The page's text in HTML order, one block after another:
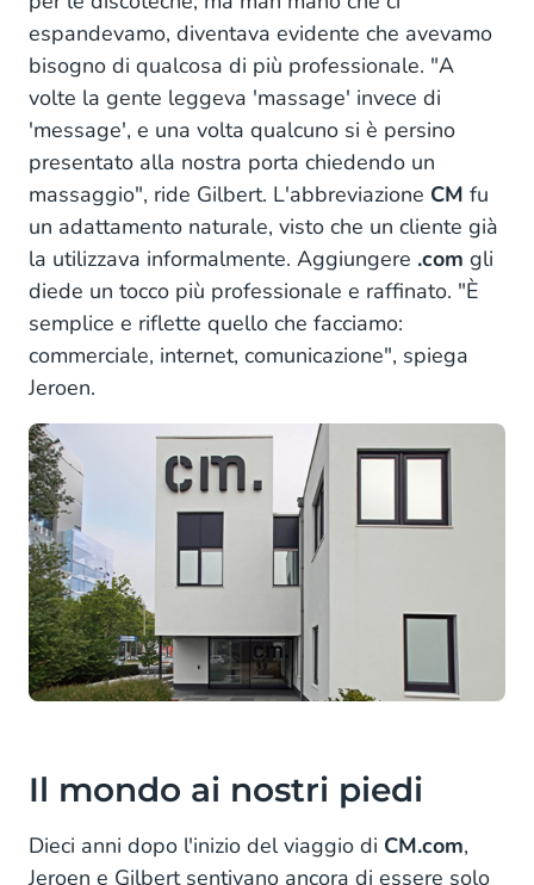
espandevamo, diventava evidente che avevamo
bisogno di qualcosa di più professionale. "A
volte la gente leggeva 'massage' invece di
'message', e una volta qualcuno si è persino
presentato alla nostra porta chiedendo un
massaggio", ride Gilbert. L'abbreviazione CM fu
un adattamento naturale, visto che un cliente già
la utilizzava informalmente. Aggiungere .com gli
diede un tocco più professionale e raffinato. "È
semplice e riflette quello che facciamo:
commerciale, internet, comunicazione", spiega
Jeroen.
Il mondo ai nostri piedi
Dieci anni dopo l'inizio del viaggio di CM.com,
Jeroen e Gilbert sentivano ancora di essere solo